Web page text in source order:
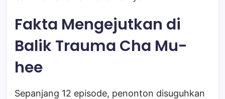
Fakta Mengejutkan di
Balik Trauma Cha Mu-
hee
Sepanjang 12 episode, penonton disuguhkan